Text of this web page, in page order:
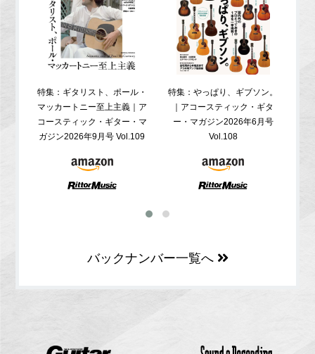
特集：ギタリスト、ポール・
マッカートニー至上主義｜ア
コースティック・ギター・マ
ガジン2026年9月号 Vol.109
特集：やっぱり、ギブソン。
｜アコースティック・ギタ
ー・マガジン2026年6月号
Vol.108
バックナンバー一覧へ